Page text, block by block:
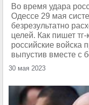
Во время удара
Одессе 29 мая
безрезультатно
целей. Как пишет
российские войска
выпустив вместе с
30 мая 2023